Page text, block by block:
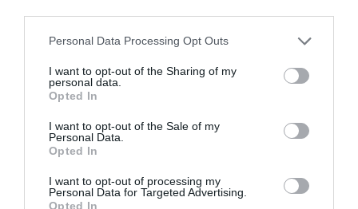
Please note that this website/app uses one or more Google
not limited to your visit or usage behaviour. You may click to
grant or deny consent to Google and its third-party tags to
use your data for below specified purposes in below Google
consent section.
Personal Data Processing Opt Outs
I want to opt-out of the Sharing of my
personal data.
Opted In
I want to opt-out of the Sale of my
Personal Data.
Opted In
I want to opt-out of processing my
Personal Data for Targeted Advertising.
Opted In
εφαρμογής εγγυάται εύχρηστη διαχείριση και
άμεση εξοικείωση των χρηστών. Το σύνολο
προσφέρει το Epsilon Smart είναι
έναντι άλλων λύσεων που προσφέρει ο
ανταγωνισμός.
EPSILON NET ΟΜΙΛΟΣ EPSILON NET